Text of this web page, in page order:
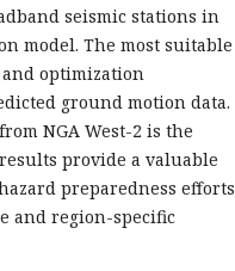
seismic stations in
model. The most suitable
optimization
ground motion data.
NGA West-2 is the
provide a valuable
preparedness efforts
and region-specific